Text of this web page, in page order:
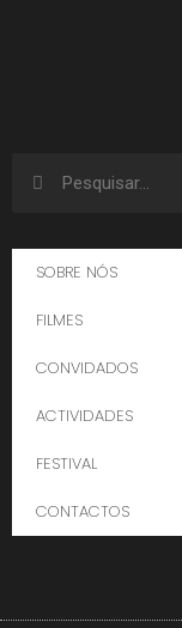
SOBRE NÓS
FILMES
CONVIDADOS
ACTIVIDADES
FESTIVAL
CONTACTOS